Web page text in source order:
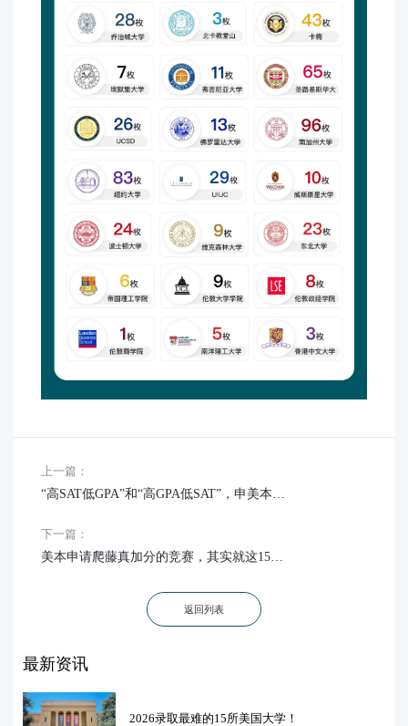
上一篇：
下一篇：
返回列表
最新资讯
2026录取最难的15所美国大学！